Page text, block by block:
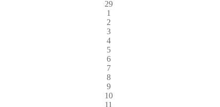
29
1
2
3
4
5
6
7
8
9
10
11